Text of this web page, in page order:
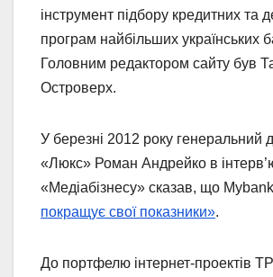
інструмент підбору кредитних та
програм найбільших українських
Головним редактором сайту був
Островерх.
У березні 2012 року генеральний
«Люкс» Роман Андрейко в
«Медіабізнесу» сказав, що
покращує свої показники».
До портфелю інтернет-проектів